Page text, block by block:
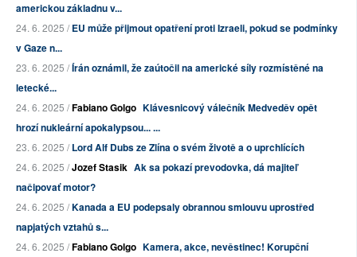
americkou základnu v...
24. 6. 2025 /EU může přijmout opatření proti Izraeli, pokud se podmínky
v Gaze n...
23. 6. 2025 /Írán oznámil, že zaútočil na americké síly rozmístěné na
letecké...
24. 6. 2025 /Fabiano Golgo Klávesnicový válečník Medveděv opět
hrozí nukleární apokalypsou... ...
23. 6. 2025 /Lord Alf Dubs ze Zlína o svém životě a o uprchlících
24. 6. 2025 /Jozef Stasik Ak sa pokazí prevodovka, dá majiteľ
načipovať motor?
24. 6. 2025 /Kanada a EU podepsaly obrannou smlouvu uprostřed
napjatých vztahů s...
24. 6. 2025 /Fabiano Golgo Kamera, akce, nevěstinec! Korupční